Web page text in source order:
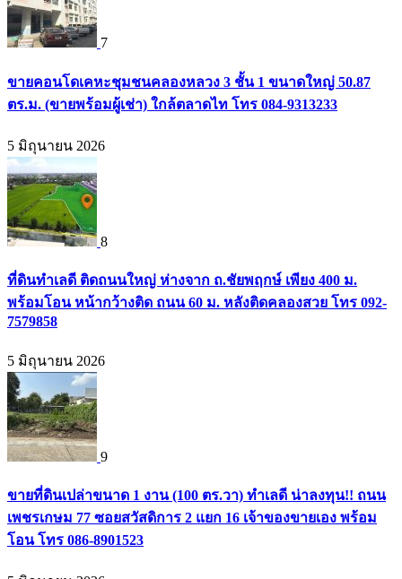
7
ขายคอนโดเคหะชุมชนคลองหลวง 3 ชั้น 1 ขนาดใหญ่ 50.87
ตร.ม. (ขายพร้อมผู้เช่า) ใกล้ตลาดไท โทร 084-9313233
5 มิถุนายน 2026
8
ที่ดินทำเลดี ติดถนนใหญ่ ห่างจาก ถ.ชัยพฤกษ์ เพียง 400 ม.
พร้อมโอน หน้ากว้างติด ถนน 60 ม. หลังติดคลองสวย โทร 092-
7579858
5 มิถุนายน 2026
9
ขายที่ดินเปล่าขนาด 1 งาน (100 ตร.วา) ทำเลดี น่าลงทุน!! ถนน
เพชรเกษม 77 ซอยสวัสดิการ 2 แยก 16 เจ้าของขายเอง พร้อม
โอน โทร 086-8901523